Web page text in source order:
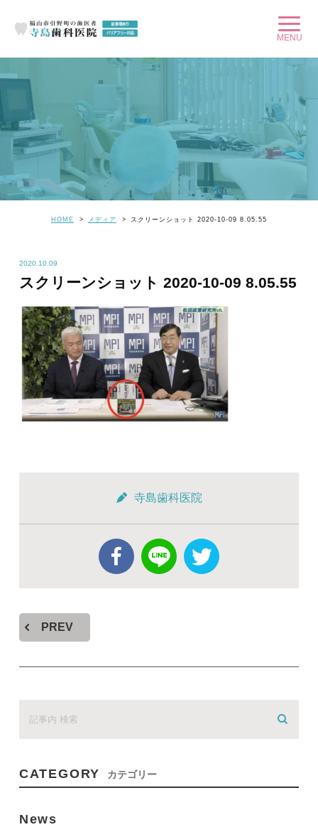
HOME メディア スクリーンショット 2020-10-09 8.05.55
2020.10.09
スクリーンショット 2020-10-09 8.05.55
寺島歯科医院
PREV
CATEGORY カテゴリー
News